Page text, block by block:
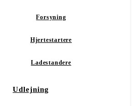
Forsyning
Hjertestartere
Ladestandere
Udlejning